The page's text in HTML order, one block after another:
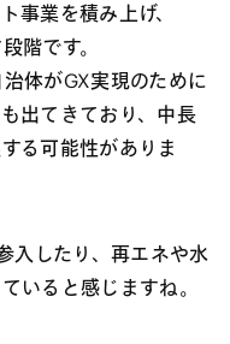
事業を積み上げ、
階です。
体がGX実現のために
出てきており、中長
る可能性がありま
入したり、再エネや水
いると感じますね。